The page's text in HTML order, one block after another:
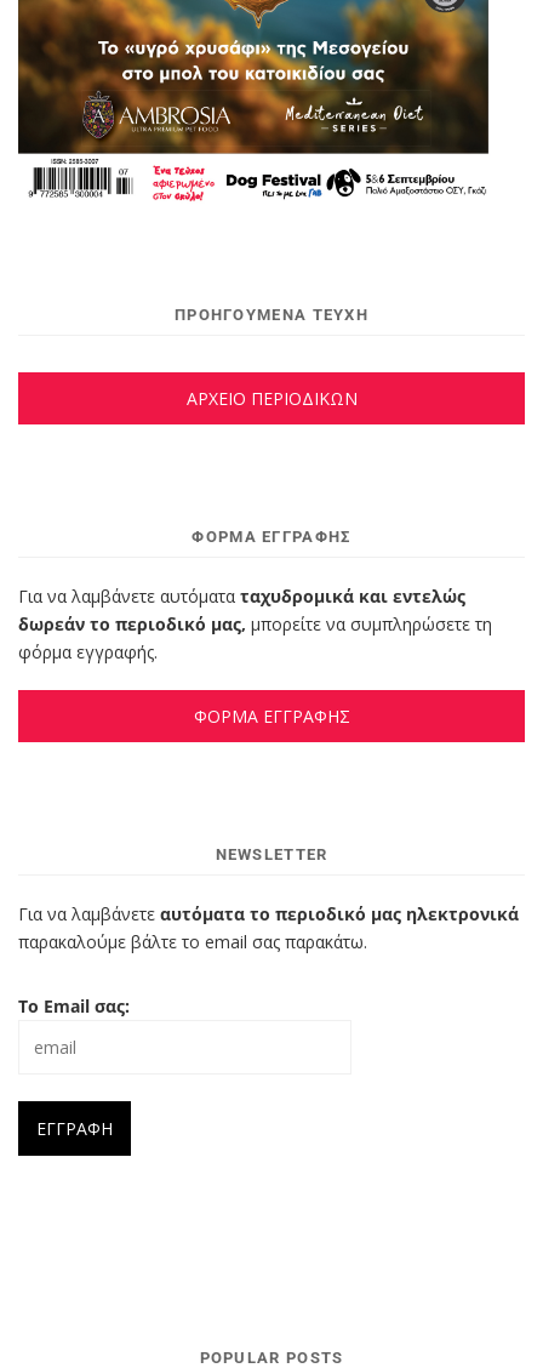
ΠΡΟΗΓΟΥΜΕΝΑ ΤΕΥΧΗ
ΑΡΧΕΙΟ ΠΕΡΙΟΔΙΚΩΝ
ΦΌΡΜΑ ΕΓΓΡΑΦΉΣ
Για να λαμβάνετε αυτόματα ταχυδρομικά και εντελώς
δωρεάν το περιοδικό μας, μπορείτε να συμπληρώσετε τη
φόρμα εγγραφής.
ΦΟΡΜΑ ΕΓΓΡΑΦΗΣ
NEWSLETTER
Για να λαμβάνετε αυτόματα το περιοδικό μας ηλεκτρονικά
παρακαλούμε βάλτε το email σας παρακάτω.
Το Email σας:
POPULAR POSTS